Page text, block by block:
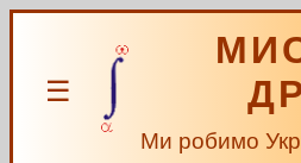
☰
Ми робимо